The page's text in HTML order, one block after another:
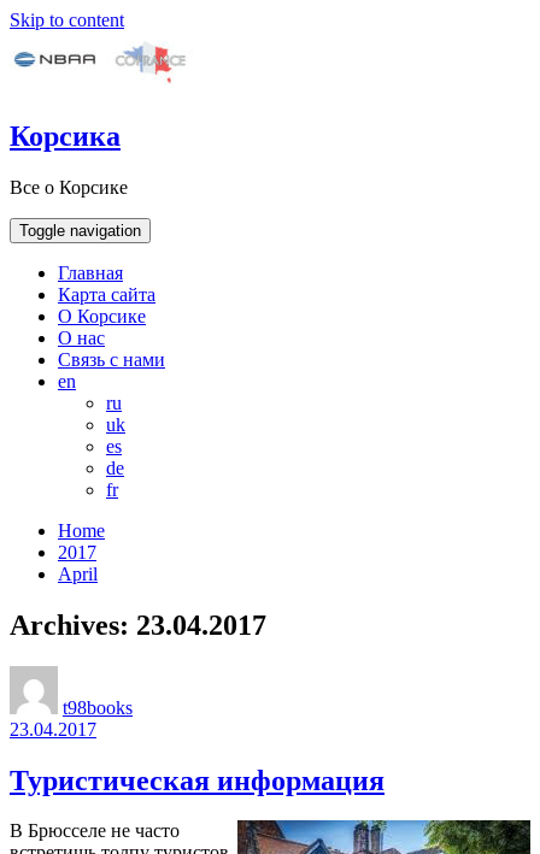
Skip to content
Корсика
Все о Корсике
Toggle navigation
Главная
Карта сайта
О Корсике
О нас
Связь с нами
en
ru
uk
es
de
fr
Home
2017
April
Archives: 23.04.2017
t98books
23.04.2017
Туристическая информация
В Брюсселе не часто